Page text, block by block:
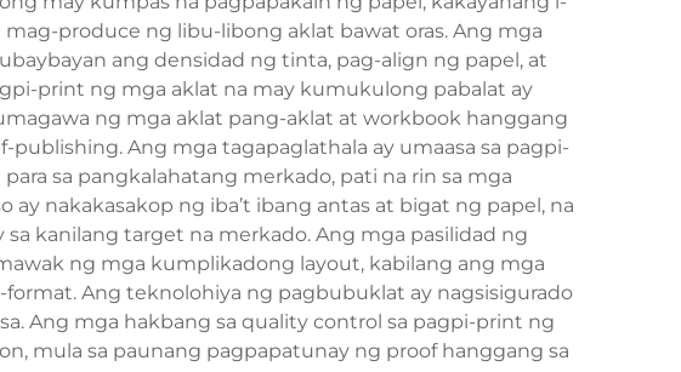
produce ng libu-libong aklat bawat oras. Ang mga
ang densidad ng tinta, pag-align ng papel, at
print ng mga aklat na may kumukulong pabalat ay
ng mga aklat pang-aklat at workbook hanggang
Ang mga tagapaglathala ay umaasa sa pagpi-
sa pangkalahatang merkado, pati na rin sa mga
nakakasakop ng iba’t ibang antas at bigat ng papel, na
kanilang target na merkado. Ang mga pasilidad ng
ng mga kumplikadong layout, kabilang ang mga
Ang teknolohiya ng pagbubuklat ay nagsisigurado
Ang mga hakbang sa quality control sa pagpi-print ng
mula sa paunang pagpapatunay ng proof hanggang sa